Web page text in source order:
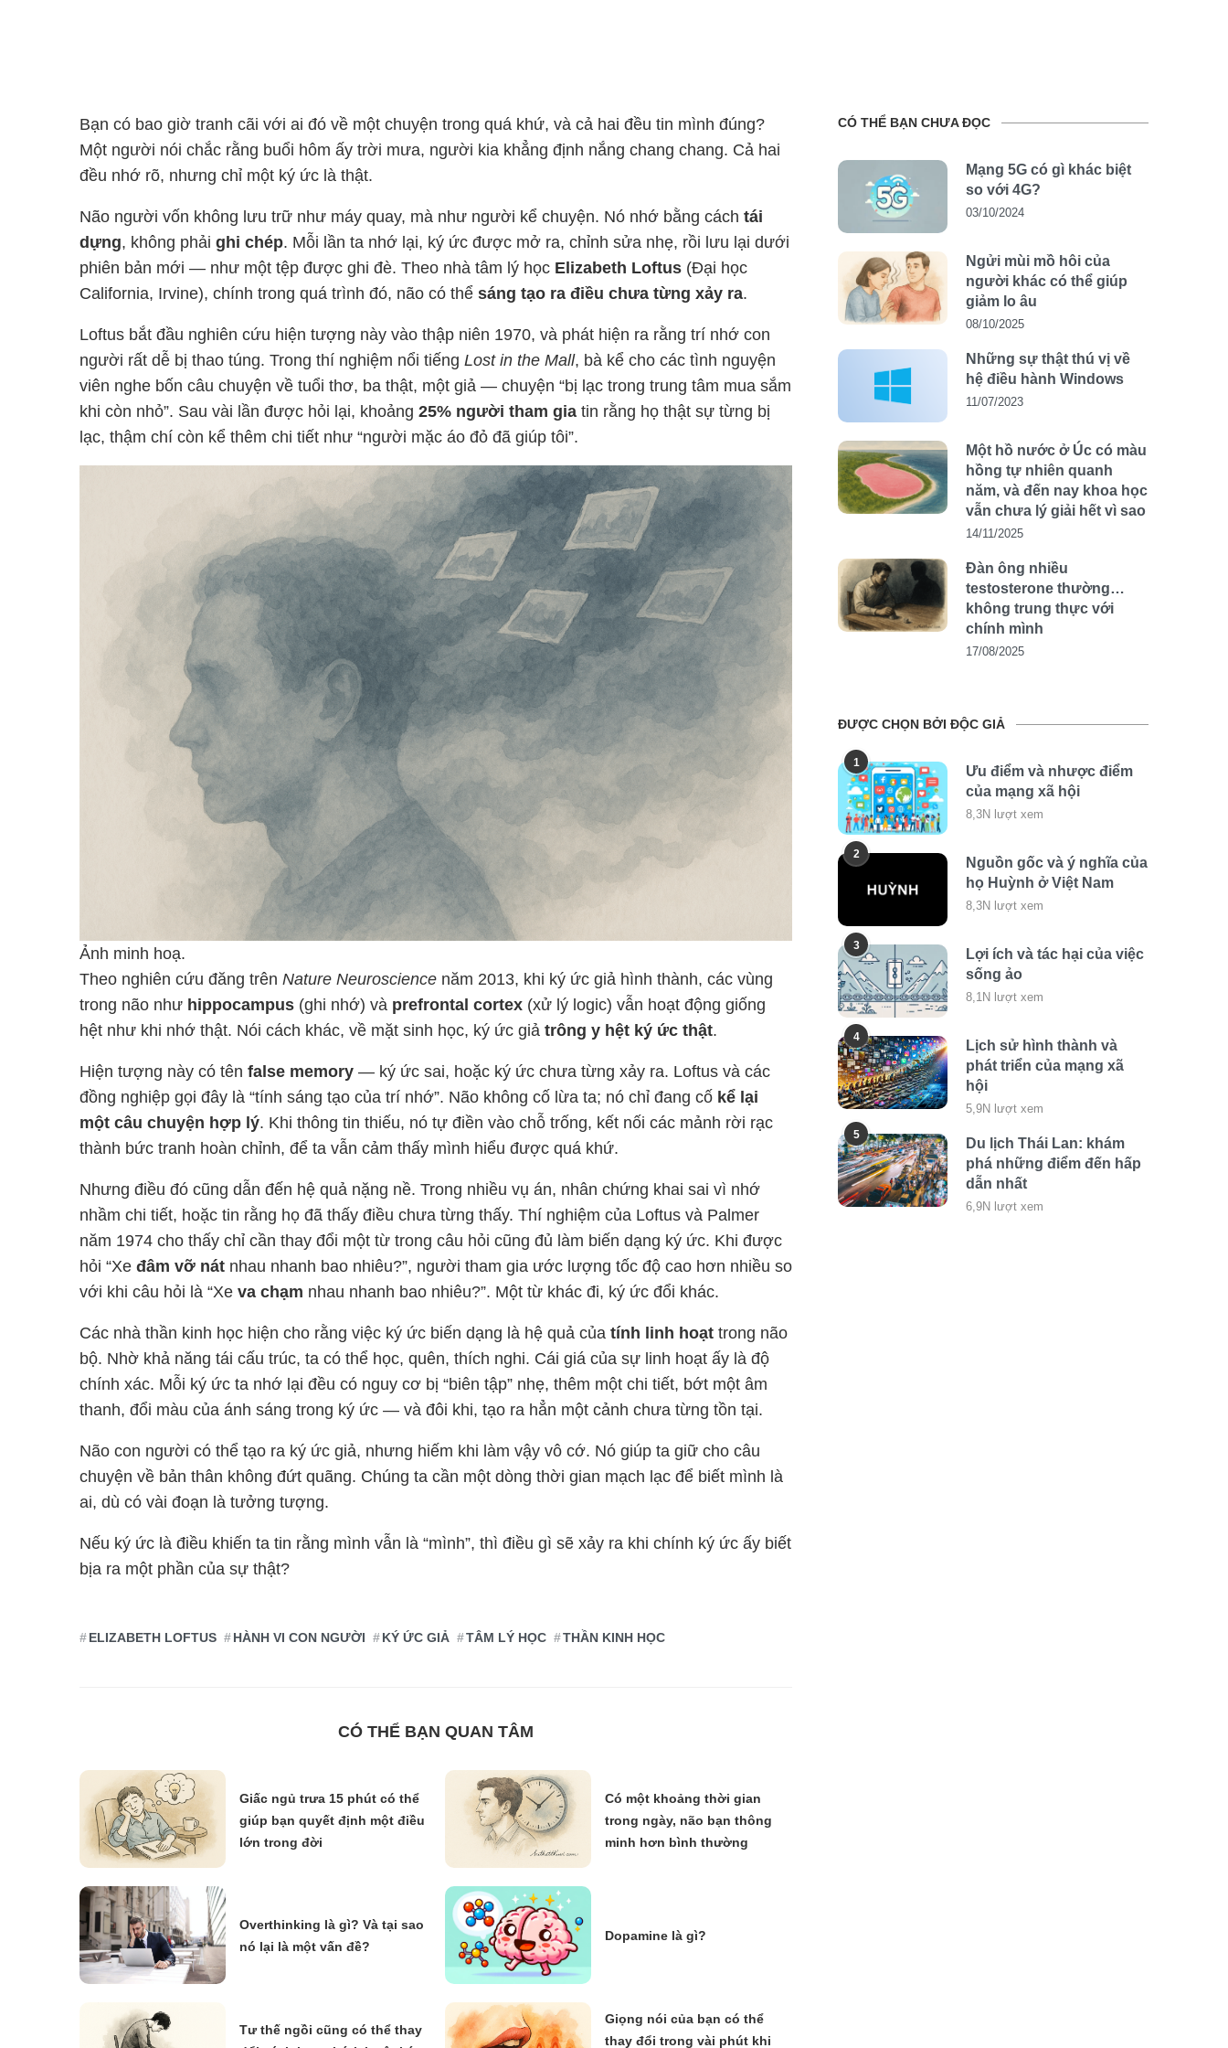
Bạn có bao giờ tranh cãi với ai đó về một chuyện trong quá khứ, và cả hai đều tin mình đúng?
Một người nói chắc rằng buổi hôm ấy trời mưa, người kia khẳng định nắng chang chang. Cả hai
đều nhớ rõ, nhưng chỉ một ký ức là thật.
Não người vốn không lưu trữ như máy quay, mà như người kể chuyện. Nó nhớ bằng cách tái
dựng, không phải ghi chép. Mỗi lần ta nhớ lại, ký ức được mở ra, chỉnh sửa nhẹ, rồi lưu lại dưới
phiên bản mới — như một tệp được ghi đè. Theo nhà tâm lý học Elizabeth Loftus (Đại học
California, Irvine), chính trong quá trình đó, não có thể sáng tạo ra điều chưa từng xảy ra.
Loftus bắt đầu nghiên cứu hiện tượng này vào thập niên 1970, và phát hiện ra rằng trí nhớ con
người rất dễ bị thao túng. Trong thí nghiệm nổi tiếng Lost in the Mall, bà kể cho các tình nguyện
viên nghe bốn câu chuyện về tuổi thơ, ba thật, một giả — chuyện “bị lạc trong trung tâm mua sắm
khi còn nhỏ”. Sau vài lần được hỏi lại, khoảng 25% người tham gia tin rằng họ thật sự từng bị
lạc, thậm chí còn kể thêm chi tiết như “người mặc áo đỏ đã giúp tôi”.
Ảnh minh hoạ.
Theo nghiên cứu đăng trên Nature Neuroscience năm 2013, khi ký ức giả hình thành, các vùng
trong não như hippocampus (ghi nhớ) và prefrontal cortex (xử lý logic) vẫn hoạt động giống
hệt như khi nhớ thật. Nói cách khác, về mặt sinh học, ký ức giả trông y hệt ký ức thật.
Hiện tượng này có tên false memory — ký ức sai, hoặc ký ức chưa từng xảy ra. Loftus và các
đồng nghiệp gọi đây là “tính sáng tạo của trí nhớ”. Não không cố lừa ta; nó chỉ đang cố kể lại
một câu chuyện hợp lý. Khi thông tin thiếu, nó tự điền vào chỗ trống, kết nối các mảnh rời rạc
thành bức tranh hoàn chỉnh, để ta vẫn cảm thấy mình hiểu được quá khứ.
Nhưng điều đó cũng dẫn đến hệ quả nặng nề. Trong nhiều vụ án, nhân chứng khai sai vì nhớ
nhầm chi tiết, hoặc tin rằng họ đã thấy điều chưa từng thấy. Thí nghiệm của Loftus và Palmer
năm 1974 cho thấy chỉ cần thay đổi một từ trong câu hỏi cũng đủ làm biến dạng ký ức. Khi được
hỏi “Xe đâm vỡ nát nhau nhanh bao nhiêu?”, người tham gia ước lượng tốc độ cao hơn nhiều so
với khi câu hỏi là “Xe va chạm nhau nhanh bao nhiêu?”. Một từ khác đi, ký ức đổi khác.
Các nhà thần kinh học hiện cho rằng việc ký ức biến dạng là hệ quả của tính linh hoạt trong não
bộ. Nhờ khả năng tái cấu trúc, ta có thể học, quên, thích nghi. Cái giá của sự linh hoạt ấy là độ
chính xác. Mỗi ký ức ta nhớ lại đều có nguy cơ bị “biên tập” nhẹ, thêm một chi tiết, bớt một âm
thanh, đổi màu của ánh sáng trong ký ức — và đôi khi, tạo ra hẳn một cảnh chưa từng tồn tại.
Não con người có thể tạo ra ký ức giả, nhưng hiếm khi làm vậy vô cớ. Nó giúp ta giữ cho câu
chuyện về bản thân không đứt quãng. Chúng ta cần một dòng thời gian mạch lạc để biết mình là
ai, dù có vài đoạn là tưởng tượng.
Nếu ký ức là điều khiến ta tin rằng mình vẫn là “mình”, thì điều gì sẽ xảy ra khi chính ký ức ấy biết
bịa ra một phần của sự thật?
ELIZABETH LOFTUS HÀNH VI CON NGƯỜI KÝ ỨC GIẢ TÂM LÝ HỌC THẦN KINH HỌC
CÓ THỂ BẠN QUAN TÂM
Giấc ngủ trưa 15 phút có thể
giúp bạn quyết định một điều
lớn trong đời
Có một khoảng thời gian
trong ngày, não bạn thông
minh hơn bình thường
Overthinking là gì? Và tại sao
nó lại là một vấn đề?
Dopamine là gì?
Tư thế ngồi cũng có thể thay
Giọng nói của bạn có thể
thay đổi trong vài phút khi
CÓ THỂ BẠN CHƯA ĐỌC
Mạng 5G có gì khác biệt
so với 4G?
03/10/2024
Ngửi mùi mồ hôi của
người khác có thể giúp
giảm lo âu
08/10/2025
Những sự thật thú vị về
hệ điều hành Windows
11/07/2023
Một hồ nước ở Úc có màu
hồng tự nhiên quanh
năm, và đến nay khoa học
vẫn chưa lý giải hết vì sao
14/11/2025
Đàn ông nhiều
testosterone thường…
không trung thực với
chính mình
17/08/2025
ĐƯỢC CHỌN BỞI ĐỘC GIẢ
1
Ưu điểm và nhược điểm
của mạng xã hội
8,3N lượt xem
2
Nguồn gốc và ý nghĩa của
họ Huỳnh ở Việt Nam
8,3N lượt xem
3
Lợi ích và tác hại của việc
sống ảo
8,1N lượt xem
4
Lịch sử hình thành và
phát triển của mạng xã
hội
5,9N lượt xem
5
Du lịch Thái Lan: khám
phá những điểm đến hấp
dẫn nhất
6,9N lượt xem